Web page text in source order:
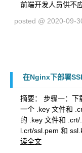
前端开发人员供不
posted @ 2020-09-
在Nginx下部署
摘要： 步骤一：下
一个 .key 文件和
的 .key 文件和
l.crt/ssl.pem 和
读全文